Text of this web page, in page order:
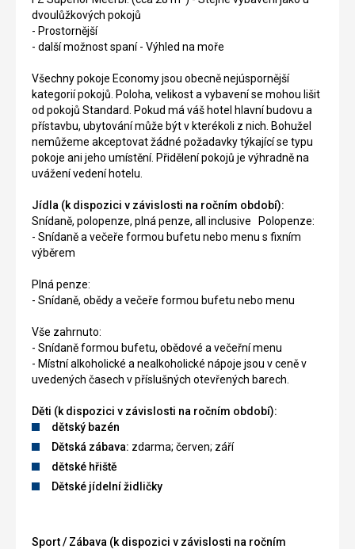
dvoulůžkových pokojů
- Prostornější
- další možnost spaní - Výhled na moře
Všechny pokoje Economy jsou obecně nejúspornější
kategorií pokojů. Poloha, velikost a vybavení se mohou lišit
od pokojů Standard. Pokud má váš hotel hlavní budovu a
přístavbu, ubytování může být v kterékoli z nich. Bohužel
nemůžeme akceptovat žádné požadavky týkající se typu
pokoje ani jeho umístění. Přidělení pokojů je výhradně na
uvážení vedení hotelu.
Jídla (k dispozici v závislosti na ročním období):
Snídaně, polopenze, plná penze, all inclusive Polopenze:
- Snídaně a večeře formou bufetu nebo menu s fixním
výběrem
Plná penze:
- Snídaně, obědy a večeře formou bufetu nebo menu
Vše zahrnuto:
- Snídaně formou bufetu, obědové a večeřní menu
- Místní alkoholické a nealkoholické nápoje jsou v ceně v
uvedených časech v příslušných otevřených barech.
Děti (k dispozici v závislosti na ročním období):
dětský bazén
Dětská zábava: zdarma; červen; září
dětské hřiště
Dětské jídelní židličky
Sport / Zábava (k dispozici v závislosti na ročním